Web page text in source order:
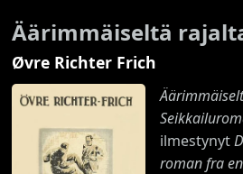
Äärimmäiseltä
Øvre Richter Frich
ilmestynyt
roman fra